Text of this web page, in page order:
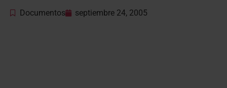
Documentos septiembre 24, 2005